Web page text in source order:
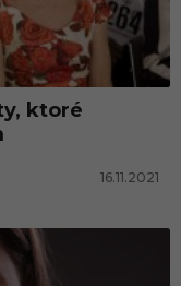
ktoré
16.11.2021